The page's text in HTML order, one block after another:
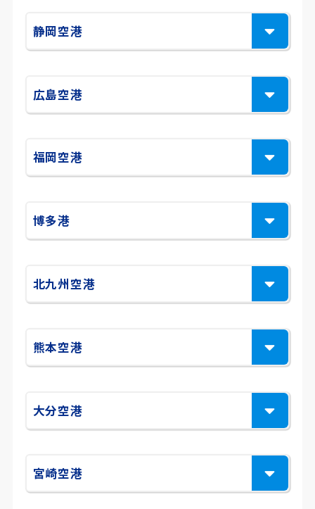
静岡空港
広島空港
福岡空港
博多港
北九州空港
熊本空港
大分空港
宮崎空港